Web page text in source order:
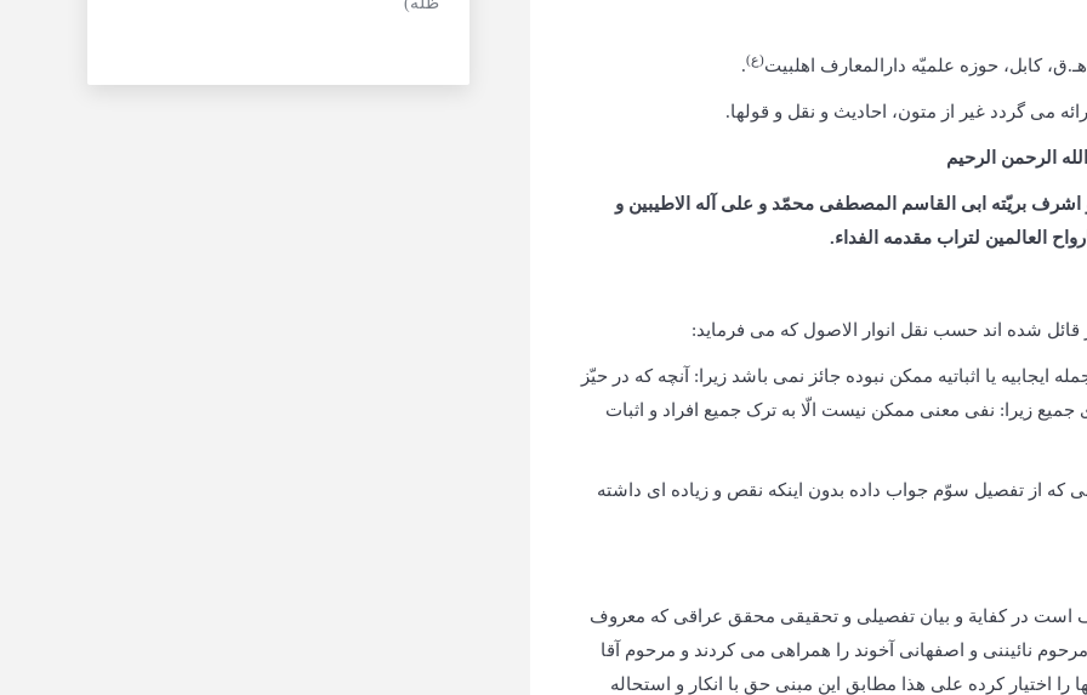
(ع).
می گردد غیر از متون، احادیث و نقل و قول­ها.
الرحمن الرحیم
اشرف بریّته ابی القاسم المصطفی محمّد و علی آله الاطیبین و
العالمین لتراب مقدمه الفداء.
شده اند حسب نقل انوار الاصول که می فرماید:
یا اثباتیه ممکن نبوده جائز نمی باشد زیرا: آنچه که در حیّز
زیرا: نفی معنی ممکن نیست الّا به ترک جمیع افراد و اثبات
که از تفصیل سوّم جواب داده بدون اینکه نقص و زیاده ای داشته
در کفایة و بیان تفصیلی و تحقیقی محقق عراقی که معروف
نائیننی و اصفهانی آخوند را همراهی می کردند و مرحوم آقا
را اختیار کرده علی هذا مطابق این مبنی حق با انکار و استحاله